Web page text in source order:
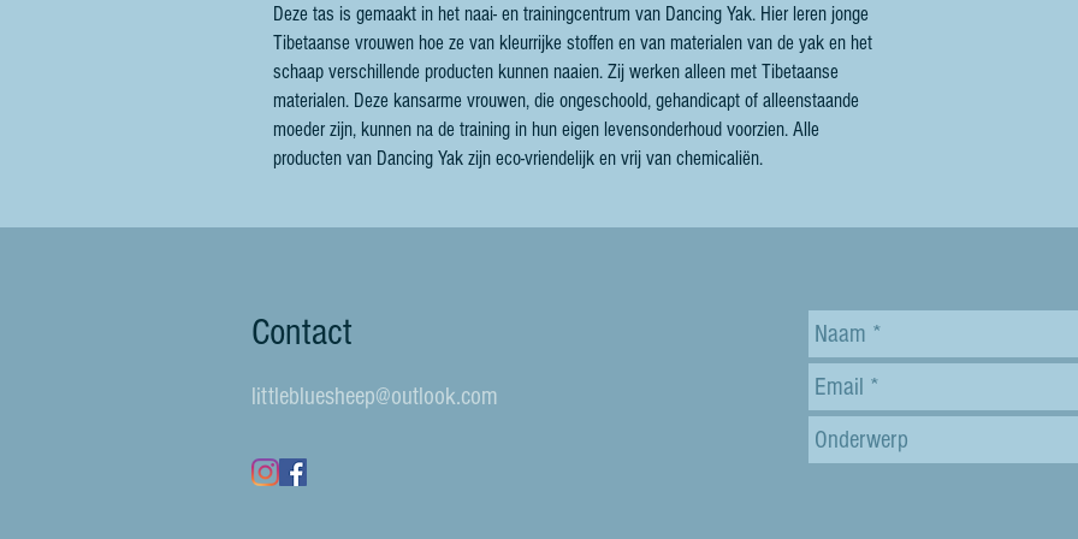
Deze tas is gemaakt in het naai- en trainingcentrum van Dancing Yak. Hier leren jonge
Tibetaanse vrouwen hoe ze van kleurrijke stoffen en van materialen van de yak en het
schaap verschillende producten kunnen naaien. Zij werken alleen met Tibetaanse
materialen. Deze kansarme vrouwen, die ongeschoold, gehandicapt of alleenstaande
moeder zijn, kunnen na de training in hun eigen levensonderhoud voorzien. Alle
producten van Dancing Yak zijn eco-vriendelijk en vrij van chemicaliën.
Contact
littlebluesheep@outlook.com